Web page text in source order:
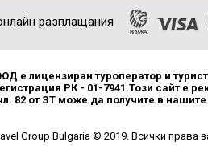
разплащания
е лицензиран туроператор и
РК - 01-7941.Този сайт е
82 от ЗТ може да получите в
Group Bulgaria © 2019. Всички права